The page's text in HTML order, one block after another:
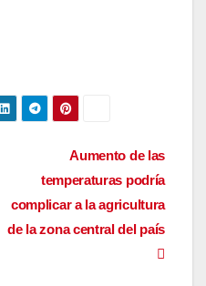
Aumento de las
temperaturas podría
complicar a la agricultura
de la zona central del país